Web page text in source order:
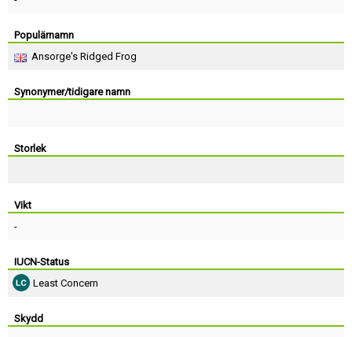
Populärnamn
Ansorge's Ridged Frog
Synonymer/tidigare namn
Storlek
Vikt
-
IUCN-Status
Least Concern
Skydd